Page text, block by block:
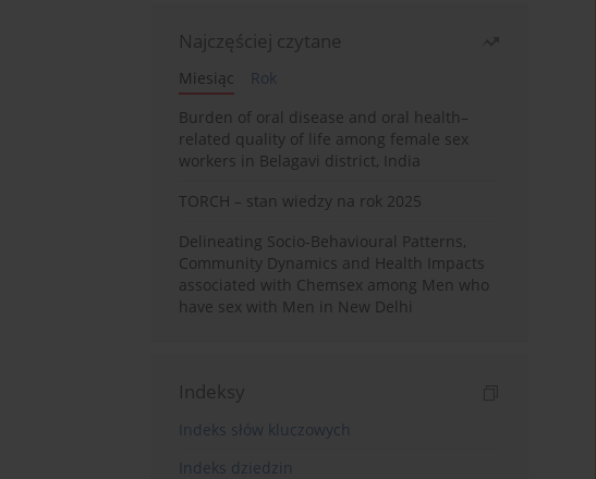
Najczęściej czytane
Miesiąc
Rok
Burden of oral disease and oral health–
related quality of life among female sex
workers in Belagavi district, India
TORCH – stan wiedzy na rok 2025
Delineating Socio-Behavioural Patterns,
Community Dynamics and Health Impacts
associated with Chemsex among Men who
have sex with Men in New Delhi
Indeksy
Indeks słów kluczowych
Indeks dziedzin